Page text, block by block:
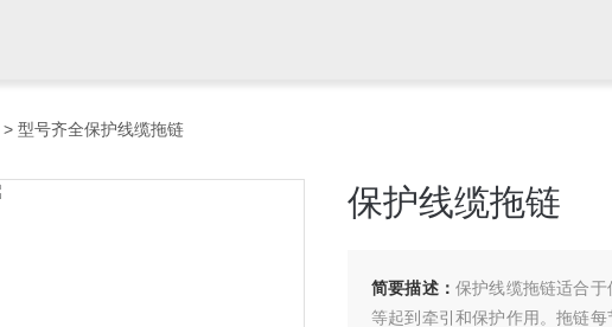
> 型号齐全保护线缆拖链
保护线缆拖链
简要描述： 保护线缆拖链适合
等起到牵引和保护作用。拖链